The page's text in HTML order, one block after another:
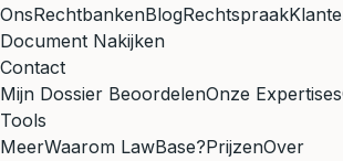
OnsRechtbankenBlogRechtspraak
Document Nakijken
Contact
Mijn Dossier BeoordelenOnze Expertises
Tools
MeerWaarom LawBase?PrijzenOver